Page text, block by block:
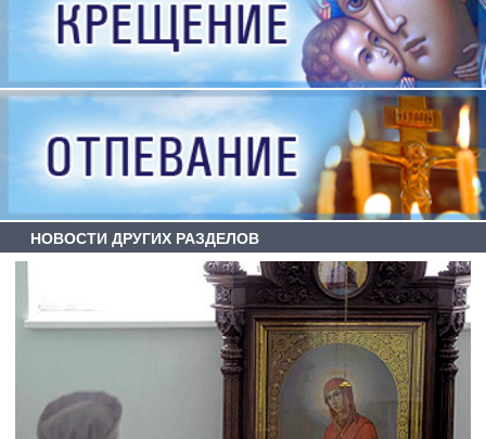
НОВОСТИ ДРУГИХ РАЗДЕЛОВ